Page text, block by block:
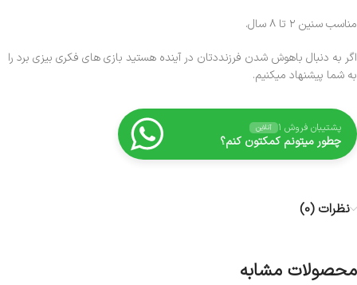
مناسب سنین ۲ تا ۸ سال.
اگر به دنبال باهوش شدن فرزنددتان در آینده هستید بازی های فکری بیزی برد را
به شما پیشنهاد میکنیم.
پشتیبان فروش ۱ آنلاین
چطور میتونم کمکتون کنم؟
نظرات (0)
محصولات مشابه